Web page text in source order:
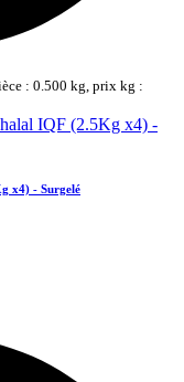
: 0.500 kg, prix kg :
x4) - Surgelé